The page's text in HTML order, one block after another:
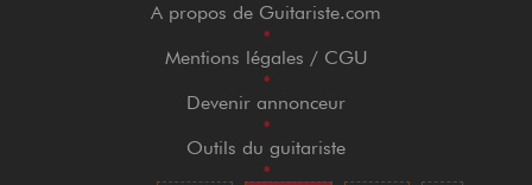
A propos de Guitariste.com
•
Mentions légales / CGU
•
Devenir annonceur
•
Outils du guitariste
•